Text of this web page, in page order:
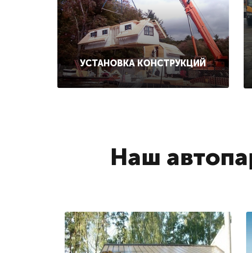
УСТАНОВКА КОНСТРУКЦИЙ
Наш